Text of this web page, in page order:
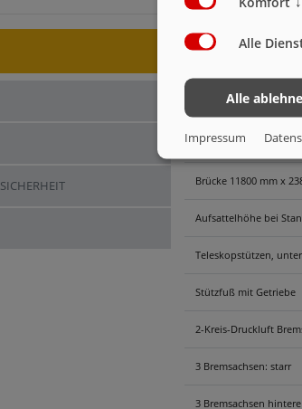
ASS 3118
Chassis
Fahrgestell novagrau
Brücke 11800 mm x
Aufsattelhöhe bei
Teleskopstützen,
Stützfuß mit Getriebe
2-Kreis-Druckluft
3 Bremsachsen: starr
3 Bremsachsen
Alle
Alle
Impressum